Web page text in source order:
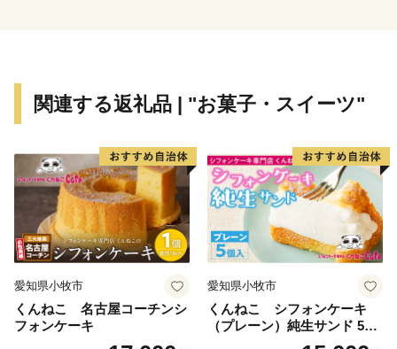
鎌倉市は、総務大臣通知により、ふるさと納税の対象と
なる地方団体としての指定を受けております。
【担当課連絡先】
鎌倉市文化観光部産業課ふるさと寄附金担当
FAX 0467-23-8700
メール furusatokifu@city.kamakura.kanagawa.jp
関連する返礼品 | "お菓子・スイーツ"
愛知県小牧市
くんねこ 名古屋コーチンシ
フォンケーキ
愛知県小牧市
くんねこ シフォンケーキ
（プレーン）純生サンド 5個